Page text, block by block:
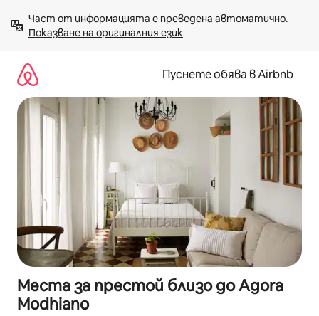
към
съдържанието
Показване на оригиналния език
Пуснете обява в Airbnb
Места за престой близо до Agora
Modhiano